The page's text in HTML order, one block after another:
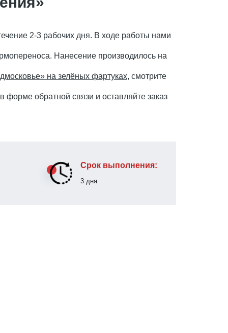
2-3 рабочих дня. В ходе работы нами
Нанесение производилось на
на зелёных фартуках, смотрите
обратной связи и оставляйте заказ
Срок выполнения:
3 дня